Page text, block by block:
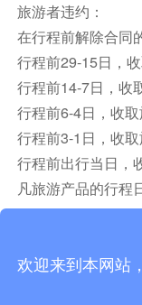
摇摇摆摆地
只。企鹅岛
企鹅保护基
企鹅的研究
过3万多只企
公园每年只
生态保护区
在这里有大
护工作，现
（包含用车
旅游者违约：
在行程前解除合同
行程前29-15日，
行程前14-7日，收
行程前6-4日，收取
行程前3-1日，收取
行程前出行当日，
凡旅游产品的行程
2025.10.1-
旅游者在行程开始
欢迎来到本网站